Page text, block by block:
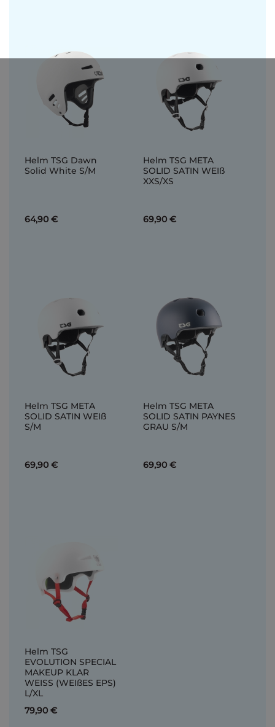
Helm TSG Dawn
Solid White S/M
64,90 €
Helm TSG META
SOLID SATIN WEIß
XXS/XS
69,90 €
Helm TSG META
SOLID SATIN WEIß
S/M
69,90 €
Helm TSG META
SOLID SATIN PAYNES
GRAU S/M
69,90 €
Helm TSG
EVOLUTION SPECIAL
MAKEUP KLAR
WEISS (WEIßES EPS)
L/XL
79,90 €